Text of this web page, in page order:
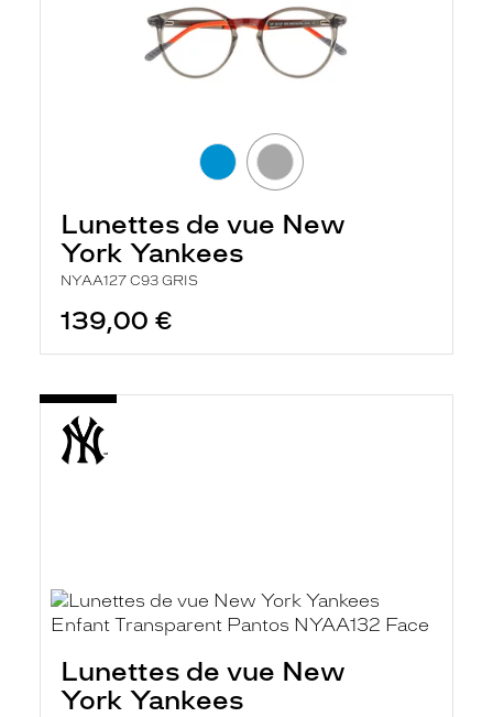
Lunettes de vue New
York Yankees
NYAA127 C93 GRIS
139,00 €
Lunettes de vue New
York Yankees